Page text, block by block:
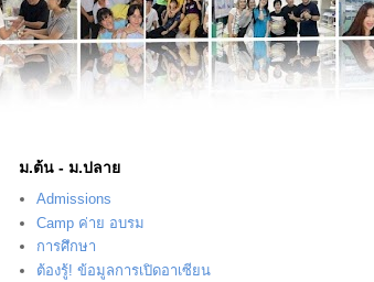
ม.ต้น - ม.ปลาย
Admissions
Camp ค่าย อบรม
การศึกษา
ต้องรู้! ข้อมูลการเปิดอาเซียน